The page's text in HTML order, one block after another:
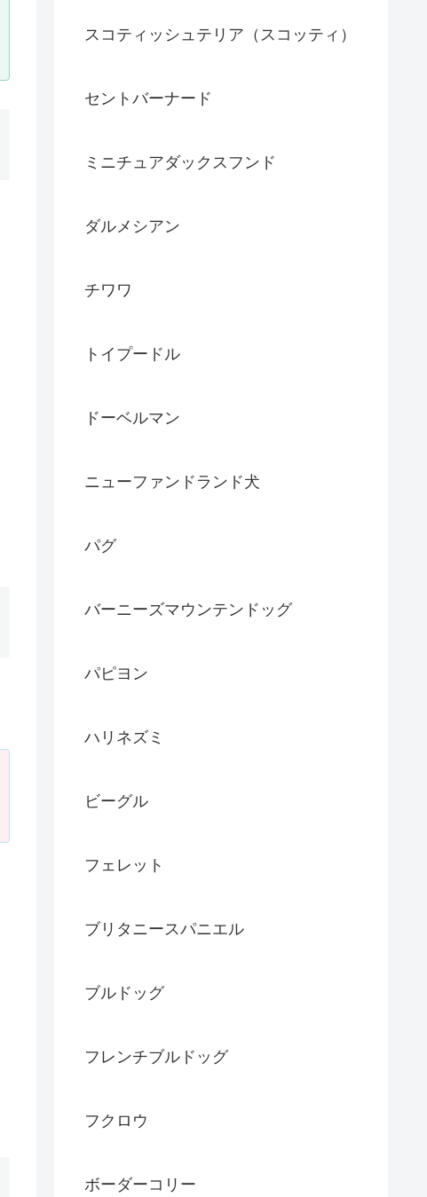
スコティッシュテリア（スコッティ）
セントバーナード
ミニチュアダックスフンド
ダルメシアン
チワワ
トイプードル
ドーベルマン
ニューファンドランド犬
パグ
バーニーズマウンテンドッグ
パピヨン
ハリネズミ
ビーグル
フェレット
ブリタニースパニエル
ブルドッグ
フレンチブルドッグ
フクロウ
ボーダーコリー